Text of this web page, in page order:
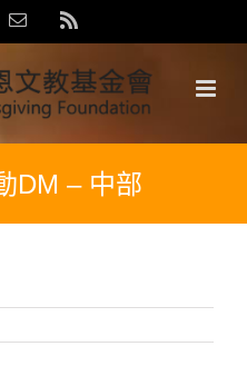
Email:
DM – 中部